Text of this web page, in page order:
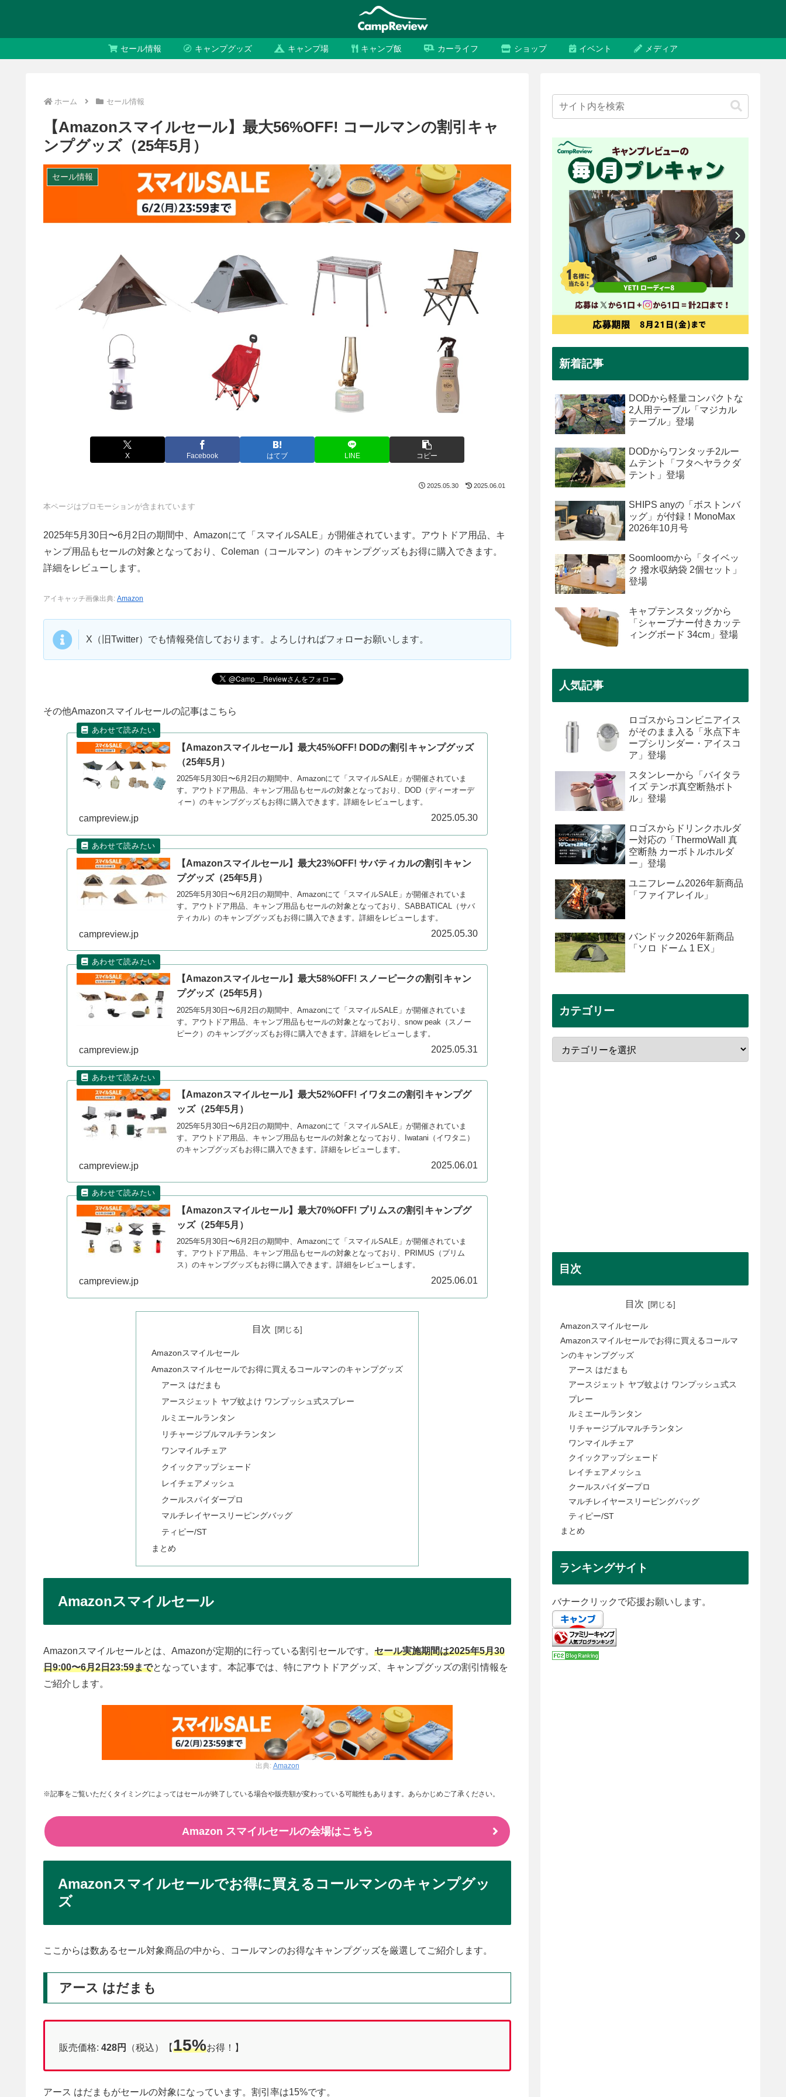
セール情報 キャンプグッズ キャンプ場 キャンプ飯 カーライフ ショップ イベント メディア
ホーム セール情報
【Amazonスマイルセール】最大56%OFF! コールマンの割引キャ
ンプグッズ（25年5月）
セール情報
X Facebook はてブ LINE コピー
2025.05.30 2025.06.01
本ページはプロモーションが含まれています
2025年5月30日〜6月2日の期間中、Amazonにて「スマイルSALE」が開催されています。アウトドア用品、キ
ャンプ用品もセールの対象となっており、Coleman（コールマン）のキャンプグッズもお得に購入できます。
詳細をレビューします。
アイキャッチ画像出典: Amazon
X（旧Twitter）でも情報発信しております。よろしければフォローお願いします。
その他Amazonスマイルセールの記事はこちら
【Amazonスマイルセール】最大45%OFF! DODの割引キャンプグッズ
（25年5月）
2025年5月30日〜6月2日の期間中、Amazonにて「スマイルSALE」が開催されていま
す。アウトドア用品、キャンプ用品もセールの対象となっており、DOD（ディーオーデ
ィー）のキャンプグッズもお得に購入できます。詳細をレビューします。
campreview.jp 2025.05.30
【Amazonスマイルセール】最大23%OFF! サバティカルの割引キャン
プグッズ（25年5月）
2025年5月30日〜6月2日の期間中、Amazonにて「スマイルSALE」が開催されていま
す。アウトドア用品、キャンプ用品もセールの対象となっており、SABBATICAL（サバ
ティカル）のキャンプグッズもお得に購入できます。詳細をレビューします。
campreview.jp 2025.05.30
【Amazonスマイルセール】最大58%OFF! スノーピークの割引キャン
プグッズ（25年5月）
2025年5月30日〜6月2日の期間中、Amazonにて「スマイルSALE」が開催されていま
す。アウトドア用品、キャンプ用品もセールの対象となっており、snow peak（スノー
ピーク）のキャンプグッズもお得に購入できます。詳細をレビューします。
campreview.jp 2025.05.31
【Amazonスマイルセール】最大52%OFF! イワタニの割引キャンプグ
ッズ（25年5月）
2025年5月30日〜6月2日の期間中、Amazonにて「スマイルSALE」が開催されていま
す。アウトドア用品、キャンプ用品もセールの対象となっており、Iwatani（イワタニ）
のキャンプグッズもお得に購入できます。詳細をレビューします。
campreview.jp 2025.06.01
【Amazonスマイルセール】最大70%OFF! プリムスの割引キャンプグ
ッズ（25年5月）
2025年5月30日〜6月2日の期間中、Amazonにて「スマイルSALE」が開催されていま
す。アウトドア用品、キャンプ用品もセールの対象となっており、PRIMUS（プリム
ス）のキャンプグッズもお得に購入できます。詳細をレビューします。
campreview.jp 2025.06.01
目次
Amazonスマイルセール
Amazonスマイルセールでお得に買えるコールマンのキャンプグッズ
アース はだまも
アースジェット ヤブ蚊よけ ワンプッシュ式スプレー
ルミエールランタン
リチャージブルマルチランタン
ワンマイルチェア
クイックアップシェード
レイチェアメッシュ
クールスパイダープロ
マルチレイヤースリーピングバッグ
ティピー/ST
まとめ
Amazonスマイルセール
Amazonスマイルセールとは、Amazonが定期的に行っている割引セールです。 セール実施期間は2025年5月30
日9:00〜6月2日23:59までとなっています。本記事では、特にアウトドアグッズ、キャンプグッズの割引情報を
ご紹介します。
出典: Amazon
※記事をご覧いただくタイミングによってはセールが終了している場合や販売額が変わっている可能性もあります。あらかじめご了承ください。
Amazon スマイルセールの会場はこちら
Amazonスマイルセールでお得に買えるコールマンのキャンプグッ
ズ
ここからは数あるセール対象商品の中から、コールマンのお得なキャンプグッズを厳選してご紹介します。
アース はだまも
販売価格: 428円 （税込）【15%お得！】
アース はだまもがセールの対象になっています。割引率は15%です。
新着記事
DODから軽量コンパクトな
2人用テーブル「マジカル
テーブル」登場
DODからワンタッチ2ルー
ムテント「フタヘヤラクダ
テント」登場
SHIPS anyの「ボストンバ
ッグ」が付録！MonoMax
2026年10月号
Soomloomから「タイベッ
ク 撥水収納袋 2個セット」
登場
キャプテンスタッグから
「シャープナー付きカッテ
ィングボード 34cm」登場
人気記事
ロゴスからコンビニアイス
がそのまま入る「氷点下キ
ープシリンダー・アイスコ
ア」登場
スタンレーから「バイタラ
イズ テンポ真空断熱ボト
ル」登場
ロゴスからドリンクホルダ
ー対応の「ThermoWall 真
空断熱 カーボトルホルダ
ー」登場
ユニフレーム2026年新商品
「ファイアレイル」
バンドック2026年新商品
「ソロ ドーム 1 EX」
カテゴリー
目次
目次
Amazonスマイルセール
Amazonスマイルセールでお得に買えるコールマ
ンのキャンプグッズ
アース はだまも
アースジェット ヤブ蚊よけ ワンプッシュ式ス
プレー
ルミエールランタン
リチャージブルマルチランタン
ワンマイルチェア
クイックアップシェード
レイチェアメッシュ
クールスパイダープロ
マルチレイヤースリーピングバッグ
ティピー/ST
まとめ
ランキングサイト
バナークリックで応援お願いします。